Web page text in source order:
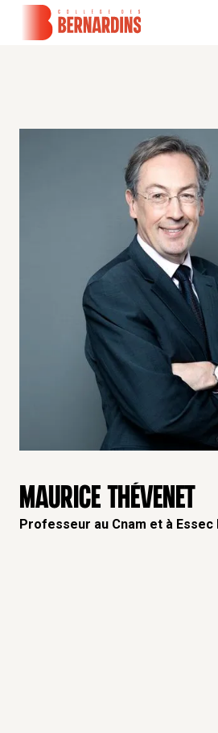
MAURICE THÉVENET
Professeur au Cnam et à Essec